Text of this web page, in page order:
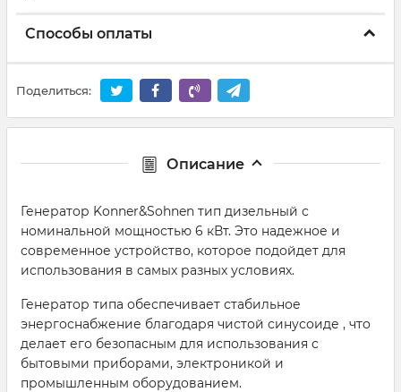
Способы оплаты
Поделиться:
Описание
Генератор Konner&Sohnen тип дизельный с
номинальной мощностью 6 кВт. Это надежное и
современное устройство, которое подойдет для
использования в самых разных условиях.
Генератор типа обеспечивает стабильное
энергоснабжение благодаря чистой синусоиде , что
делает его безопасным для использования с
бытовыми приборами, электроникой и
промышленным оборудованием.